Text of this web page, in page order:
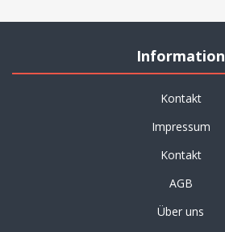
Information
Kontakt
Impressum
Kontakt
AGB
Über uns